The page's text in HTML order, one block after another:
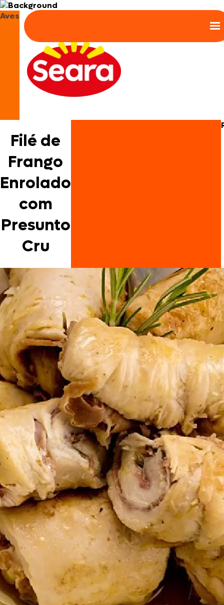
Aves
Filé de
Frango
Enrolado
com
Presunto
Cru